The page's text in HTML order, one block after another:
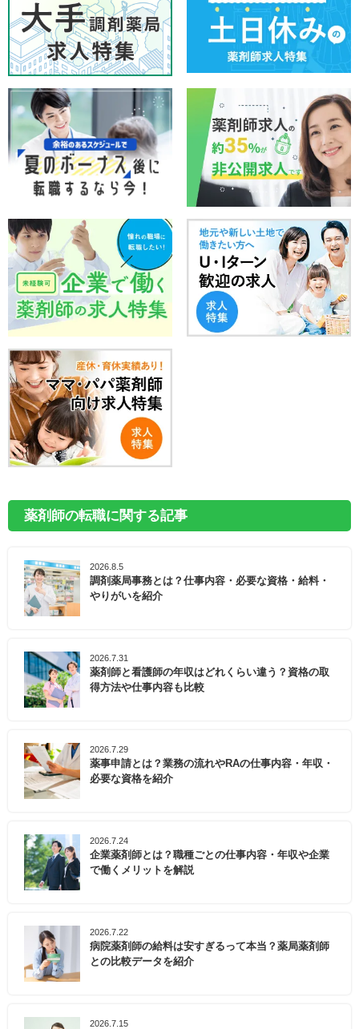
薬剤師の転職に関する記事
2026.8.5
調剤薬局事務とは？仕事内容・必要な資格・給料・
やりがいを紹介
2026.7.31
薬剤師と看護師の年収はどれくらい違う？資格の取
得方法や仕事内容も比較
2026.7.29
薬事申請とは？業務の流れやRAの仕事内容・年収・
必要な資格を紹介
2026.7.24
企業薬剤師とは？職種ごとの仕事内容・年収や企業
で働くメリットを解説
2026.7.22
病院薬剤師の給料は安すぎるって本当？薬局薬剤師
との比較データを紹介
2026.7.15